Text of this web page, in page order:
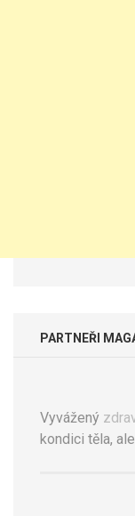
PARTNEŘI
Vyvážený
kondici těla,